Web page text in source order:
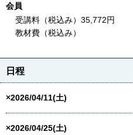
会員
受講料（税込み）35,772円
教材費（税込み）
日程
×2026/04/11(土)
×2026/04/25(土)